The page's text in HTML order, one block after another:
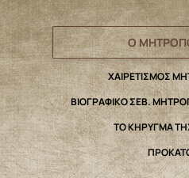
Ο
ΧΑΙΡΕΤΙΣΜΟΣ
ΒΙΟΓΡΑΦΙΚΟ ΣΕΒ.
ΤΟ ΚΗΡΥΓΜΑ